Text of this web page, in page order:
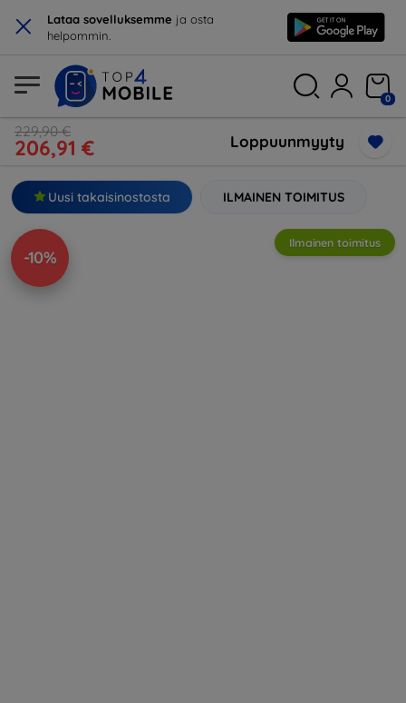
× Lataa sovelluksemme ja osta
helpommin.
0
229,90 €
206,91 € Loppuunmyyty
Uusi takaisinostosta ILMAINEN TOIMITUS
-10%
Ilmainen toimitus